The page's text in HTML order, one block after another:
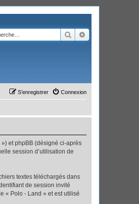
Rechercher
Connexion
S’enregistrer
et phpBB (désigné ci-après
session d’utilisation de
textes téléchargés dans
de session invité
« Polo - Land » et est utilisé